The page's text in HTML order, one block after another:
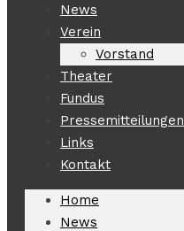
News
Verein
Vorstand
Theater
Fundus
Pressemitteilungen
Links
Kontakt
Home
News